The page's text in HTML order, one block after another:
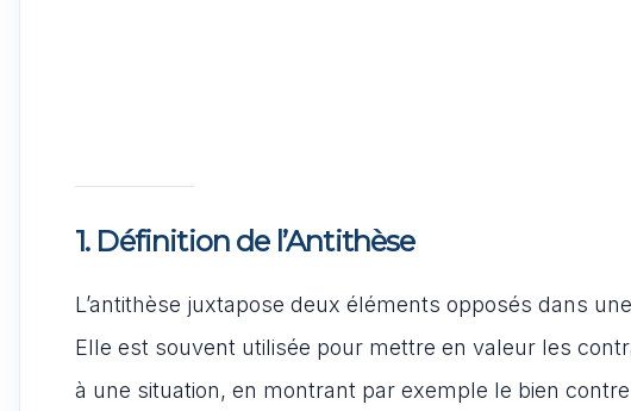
1. Définition de l’Antithèse
L’antithèse juxtapose deux éléments opposés dans
Elle est souvent utilisée pour mettre en valeur les
à une situation, en montrant par exemple le bien